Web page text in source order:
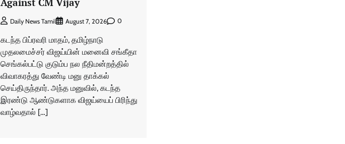
Daily News Tamil August 7, 2026 0
கடந்த பிப்ரவரி மாதம், தமிழ்நாடு
முதலமைச்சர் விஜய்யின் மனைவி சங்கீதா
செங்கல்பட்டு குடும்ப நல நீதிமன்றத்தில்
விவாகரத்து வேண்டி மனு தாக்கல்
செய்திருந்தார். அந்த மனுவில், கடந்த
இரண்டு ஆண்டுகளாக விஜய்யைப் பிரிந்து
வாழ்வதால் […]